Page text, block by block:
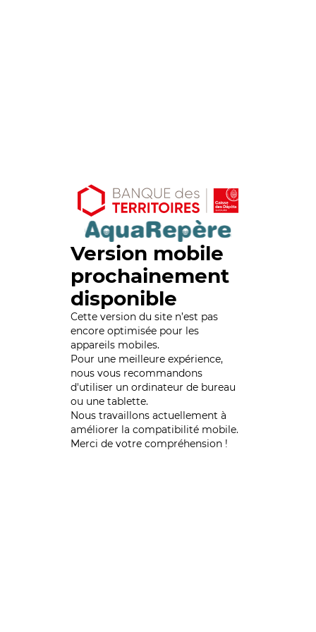
Version mobile
prochainement
disponible
Cette version du site n’est pas
encore optimisée pour les
appareils mobiles.
Pour une meilleure expérience,
nous vous recommandons
d'utiliser un ordinateur de bureau
ou une tablette.
Nous travaillons actuellement à
améliorer la compatibilité mobile.
Merci de votre compréhension !